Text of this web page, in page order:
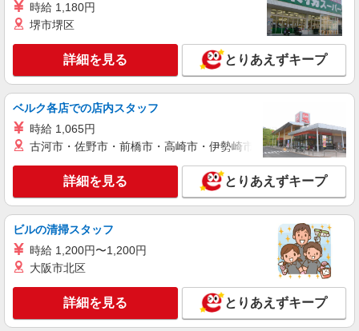
アルバイト パート
日研トータルソーシング株式会社 メディカルケア事業部/京都オフィ
ス【看護助手】
看護助手（ナースエイド）
幅は経験・能力による
京都府京都市左京区 【最寄駅】叡山電車 八
瀬比叡山口駅
キープ 詳細を見る
アルバイト パート 派遣社員
日研トータルソーシング株式会社 メディカルケア事業部/京都オフィ
ス【看護助手】
看護助手（ナースエイド）
時給1,350円 ★週払いOK（規定あり） ※給与
幅は経験・能力による
京都府京都市左京区 【最寄駅】出町柳駅
時給 1,180円
堺市堺区
詳細を見る とりあえずキープ
ベルク各店での店内スタッフ
時給 1,065円
古河市・佐野市・前橋市・高崎市・伊勢崎市・太田市・館林市
詳細を見る とりあえずキープ
ビルの清掃スタッフ
時給 1,200円〜1,200円
大阪市北区
詳細を見る とりあえずキープ